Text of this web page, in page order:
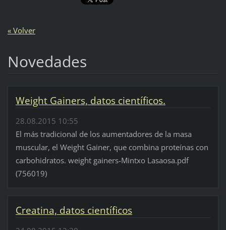
« Volver
Novedades
Weight Gainers, datos científicos.
28.08.2015 10:55
El más tradicional de los aumentadores de la masa
muscular, el Weight Gainer, que combina proteínas con
carbohidratos. weight gainers-Mintxo Lasaosa.pdf
(756019)
Creatina, datos científicos